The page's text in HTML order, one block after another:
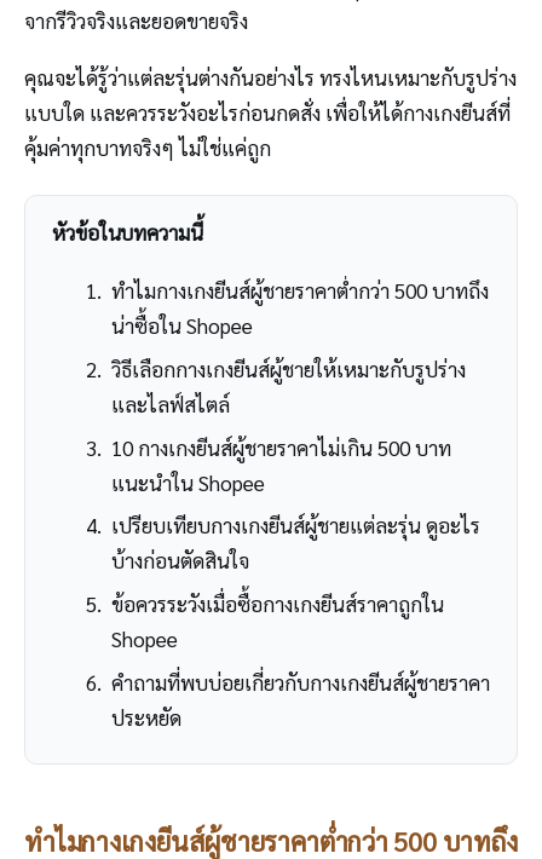
จากรีวิวจริงและยอดขายจริง
คุณจะได้รู้ว่าแต่ละรุ่นต่างกันอย่างไร ทรงไหนเหมาะกับรูปร่าง
แบบใด และควรระวังอะไรก่อนกดสั่ง เพื่อให้ได้กางเกงยีนส์ที่
คุ้มค่าทุกบาทจริงๆ ไม่ใช่แค่ถูก
หัวข้อในบทความนี้
ทำไมกางเกงยีนส์ผู้ชายราคาต่ำกว่า 500 บาทถึง
น่าซื้อใน Shopee
วิธีเลือกกางเกงยีนส์ผู้ชายให้เหมาะกับรูปร่าง
และไลฟ์สไตล์
10 กางเกงยีนส์ผู้ชายราคาไม่เกิน 500 บาท
แนะนำใน Shopee
เปรียบเทียบกางเกงยีนส์ผู้ชายแต่ละรุ่น ดูอะไร
บ้างก่อนตัดสินใจ
ข้อควรระวังเมื่อซื้อกางเกงยีนส์ราคาถูกใน
Shopee
คำถามที่พบบ่อยเกี่ยวกับกางเกงยีนส์ผู้ชายราคา
ประหยัด
ทำไมกางเกงยีนส์ผู้ชายราคาต่ำกว่า 500 บาทถึง